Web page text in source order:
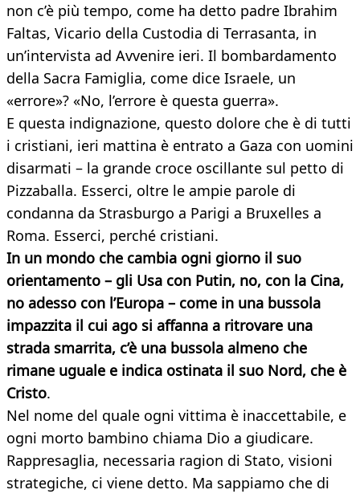
non c’è più tempo, come ha detto padre Ibrahim
Faltas, Vicario della Custodia di Terrasanta, in
un’intervista ad Avvenire ieri. Il bombardamento
della Sacra Famiglia, come dice Israele, un
«errore»? «No, l’errore è questa guerra».
E questa indignazione, questo dolore che è di tutti
i cristiani, ieri mattina è entrato a Gaza con uomini
disarmati – la grande croce oscillante sul petto di
Pizzaballa. Esserci, oltre le ampie parole di
condanna da Strasburgo a Parigi a Bruxelles a
Roma. Esserci, perché cristiani.
In un mondo che cambia ogni giorno il suo
orientamento – gli Usa con Putin, no, con la Cina,
no adesso con l’Europa – come in una bussola
impazzita il cui ago si affanna a ritrovare una
strada smarrita, c’è una bussola almeno che
rimane uguale e indica ostinata il suo Nord, che è
Cristo.
Nel nome del quale ogni vittima è inaccettabile, e
ogni morto bambino chiama Dio a giudicare.
Rappresaglia, necessaria ragion di Stato, visioni
strategiche, ci viene detto. Ma sappiamo che di